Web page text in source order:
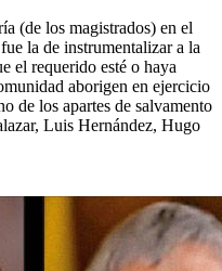
(de los magistrados) en el
la de instrumentalizar a la
el requerido esté o haya
aborigen en ejercicio
de los apartes de salvamento
Luis Hernández, Hugo